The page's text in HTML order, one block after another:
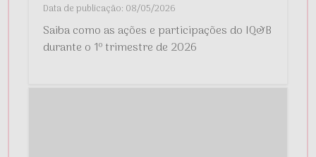
Data de publicação: 08/05/2026
Saiba como as ações e participações do IQ&B
durante o 1º trimestre de 2026